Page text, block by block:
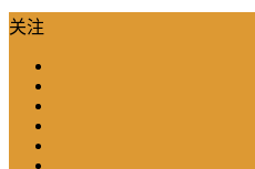
关注